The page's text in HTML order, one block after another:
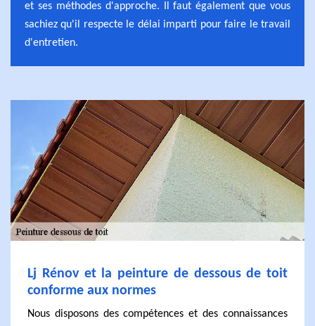
et ses méthodes d'approche. Il faut également que vous
sachiez qu'il respecte le délai imparti pour faire le travail
d'entretien.
Lj Rénov et la peinture de dessous de toit
conforme aux normes
Nous disposons des compétences et des connaissances